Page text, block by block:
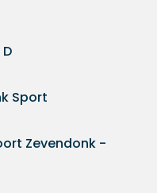
Sport
Zevendonk -